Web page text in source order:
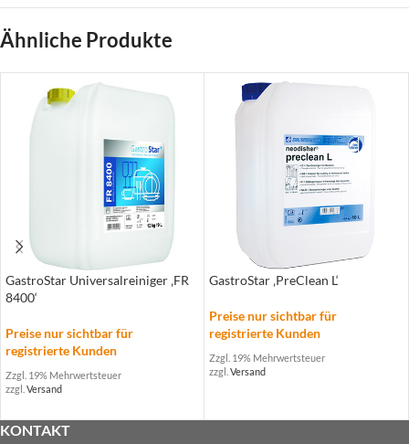
Ähnliche Produkte
GastroStar Universalreiniger ‚FR
8400‘
Preise nur sichtbar für
registrierte Kunden
Zzgl. 19% Mehrwertsteuer
zzgl. Versand
GastroStar ‚PreClean L‘
Preise nur sichtbar für
registrierte Kunden
Zzgl. 19% Mehrwertsteuer
zzgl. Versand
KONTAKT